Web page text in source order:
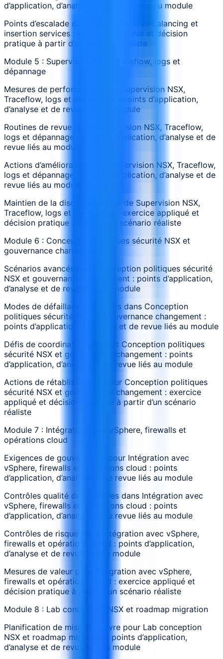
d’application, d’analyse et de revue liés au module
Points d’escalade dans NAT, VPN, load balancing et
insertion services : exercice appliqué et décision
pratique à partir d’un scénario réaliste
Module 5 : Supervision NSX, Traceflow, logs et
dépannage
Mesures de performance pour Supervision NSX,
Traceflow, logs et dépannage : points d’application,
d’analyse et de revue liés au module
Routines de revue après Supervision NSX, Traceflow,
logs et dépannage : points d’application, d’analyse et de
revue liés au module
Actions d’amélioration pour Supervision NSX, Traceflow,
logs et dépannage : points d’application, d’analyse et de
revue liés au module
Maintien de la discipline autour de Supervision NSX,
Traceflow, logs et dépannage : exercice appliqué et
décision pratique à partir d’un scénario réaliste
Module 6 : Conception politiques sécurité NSX et
gouvernance changement
Scénarios avancés dans Conception politiques sécurité
NSX et gouvernance changement : points d’application,
d’analyse et de revue liés au module
Modes de défaillance observés dans Conception
politiques sécurité NSX et gouvernance changement :
points d’application, d’analyse et de revue liés au module
Défis de coordination pendant Conception politiques
sécurité NSX et gouvernance changement : points
d’application, d’analyse et de revue liés au module
Actions de rétablissement pour Conception politiques
sécurité NSX et gouvernance changement : exercice
appliqué et décision pratique à partir d’un scénario
réaliste
Module 7 : Intégration avec vSphere, firewalls et
opérations cloud
Exigences de gouvernance pour Intégration avec
vSphere, firewalls et opérations cloud : points
d’application, d’analyse et de revue liés au module
Contrôles qualité des données dans Intégration avec
vSphere, firewalls et opérations cloud : points
d’application, d’analyse et de revue liés au module
Contrôles de risque liés à Intégration avec vSphere,
firewalls et opérations cloud : points d’application,
d’analyse et de revue liés au module
Mesures de valeur pour Intégration avec vSphere,
firewalls et opérations cloud : exercice appliqué et
décision pratique à partir d’un scénario réaliste
Module 8 : Lab conception NSX et roadmap migration
Planification de mise en œuvre pour Lab conception
NSX et roadmap migration : points d’application,
d’analyse et de revue liés au module